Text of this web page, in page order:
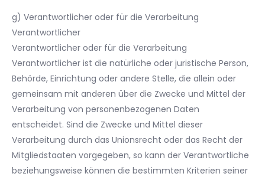
g) Verantwortlicher oder für die Verarbeitung
Verantwortlicher
Verantwortlicher oder für die Verarbeitung
Verantwortlicher ist die natürliche oder juristische Person,
Behörde, Einrichtung oder andere Stelle, die allein oder
gemeinsam mit anderen über die Zwecke und Mittel der
Verarbeitung von personenbezogenen Daten
entscheidet. Sind die Zwecke und Mittel dieser
Verarbeitung durch das Unionsrecht oder das Recht der
Mitgliedstaaten vorgegeben, so kann der Verantwortliche
beziehungsweise können die bestimmten Kriterien seiner